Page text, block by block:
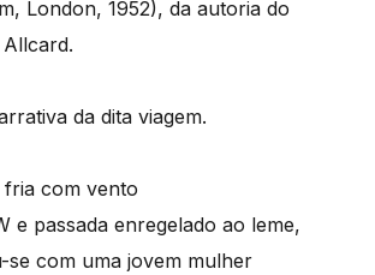
London, 1952), da autoria do
da dita viagem.
com vento
e passada enregelado ao leme,
se com uma jovem mulher